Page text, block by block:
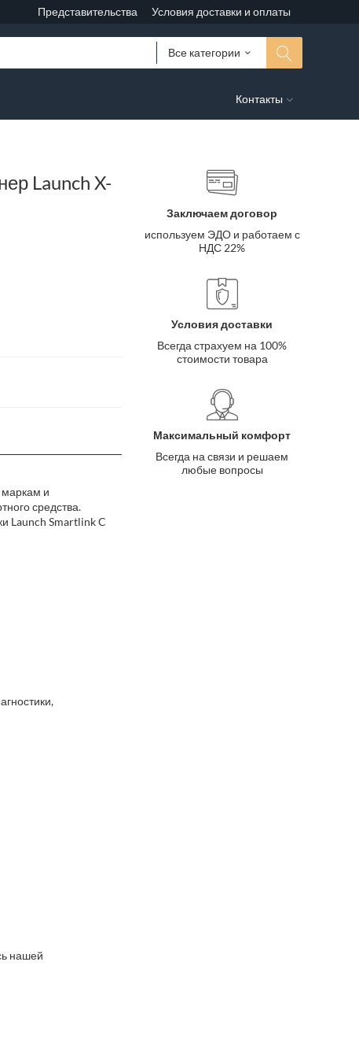
Представительства Условия доставки и оплаты
Все категории
Контакты
Launch X-
маркам и
средства.
Launch Smartlink C
нашей
Заключаем договор
используем ЭДО и работаем с
НДС 22%
Условия доставки
Всегда страхуем на 100%
стоимости товара
Максимальный комфорт
Всегда на связи и решаем
любые вопросы